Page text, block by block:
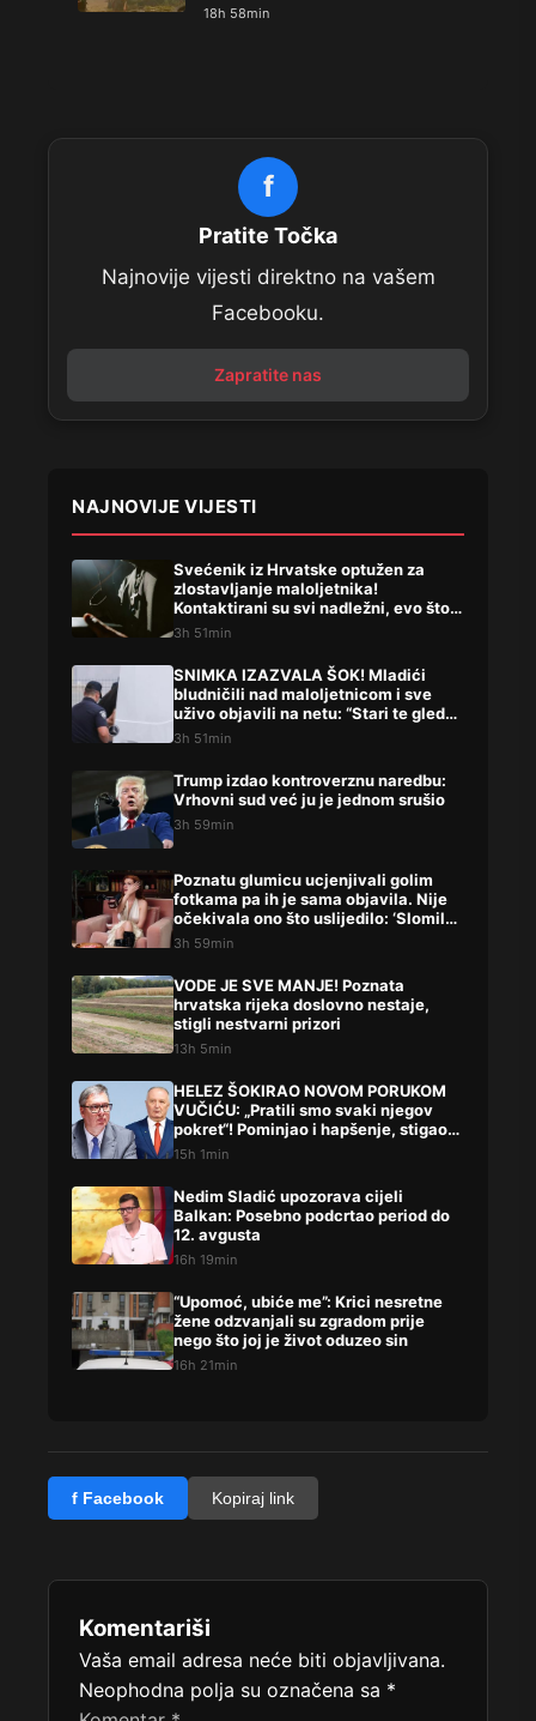
18h 58min
f
Pratite Točka
Najnovije vijesti direktno na vašem
Facebooku.
Zapratite nas
NAJNOVIJE VIJESTI
Svećenik iz Hrvatske optužen za
zlostavljanje maloljetnika!
Kontaktirani su svi nadležni, evo što
su rekli
3h 51min
SNIMKA IZAZVALA ŠOK! Mladići
bludničili nad maloljetnicom i sve
uživo objavili na netu: “Stari te gleda
u lajvu”
3h 51min
Trump izdao kontroverznu naredbu:
Vrhovni sud već ju je jednom srušio
3h 59min
Poznatu glumicu ucjenjivali golim
fotkama pa ih je sama objavila. Nije
očekivala ono što uslijedilo: ‘Slomilo
me‘
3h 59min
VODE JE SVE MANJE! Poznata
hrvatska rijeka doslovno nestaje,
stigli nestvarni prizori
13h 5min
HELEZ ŠOKIRAO NOVOM PORUKOM
VUČIĆU: „Pratili smo svaki njegov
pokret“! Pominjao i hapšenje, stigao
žestok odgovor Brnabićeve
15h 1min
Nedim Sladić upozorava cijeli
Balkan: Posebno podcrtao period do
12. avgusta
16h 19min
“Upomoć, ubiće me”: Krici nesretne
žene odzvanjali su zgradom prije
nego što joj je život oduzeo sin
16h 21min
f Facebook Kopiraj link
Komentariši
Vaša email adresa neće biti objavljivana.
Neophodna polja su označena sa *